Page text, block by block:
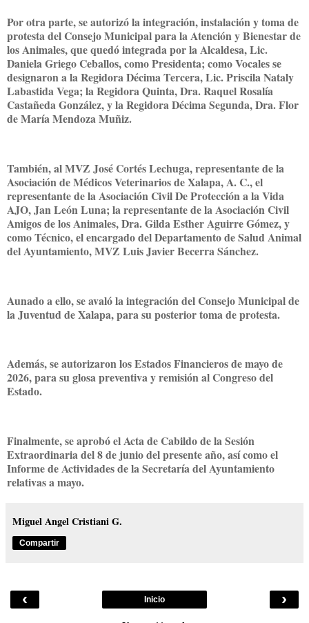
Por otra parte, se autorizó la integración, instalación y toma de
protesta del Consejo Municipal para la Atención y Bienestar de
los Animales, que quedó integrada por la Alcaldesa, Lic.
Daniela Griego Ceballos, como Presidenta; como Vocales se
designaron a la Regidora Décima Tercera, Lic. Priscila Nataly
Labastida Vega; la Regidora Quinta, Dra. Raquel Rosalía
Castañeda González, y la Regidora Décima Segunda, Dra. Flor
de María Mendoza Muñiz.
También, al MVZ José Cortés Lechuga, representante de la
Asociación de Médicos Veterinarios de Xalapa, A. C., el
representante de la Asociación Civil De Protección a la Vida
AJO, Jan León Luna; la representante de la Asociación Civil
Amigos de los Animales, Dra. Gilda Esther Aguirre Gómez, y
como Técnico, el encargado del Departamento de Salud Animal
del Ayuntamiento, MVZ Luis Javier Becerra Sánchez.
Aunado a ello, se avaló la integración del Consejo Municipal de
la Juventud de Xalapa, para su posterior toma de protesta.
Además, se autorizaron los Estados Financieros de mayo de
2026, para su glosa preventiva y remisión al Congreso del
Estado.
Finalmente, se aprobó el Acta de Cabildo de la Sesión
Extraordinaria del 8 de junio del presente año, así como el
Informe de Actividades de la Secretaría del Ayuntamiento
relativas a mayo.
Miguel Angel Cristiani G.
Compartir
‹ ›
Inicio